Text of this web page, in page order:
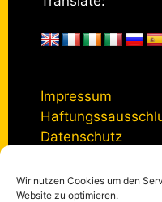
Wir nutzen Cookies um den
Website zu optimieren.
Impressum
Datenschutz
Kontakt